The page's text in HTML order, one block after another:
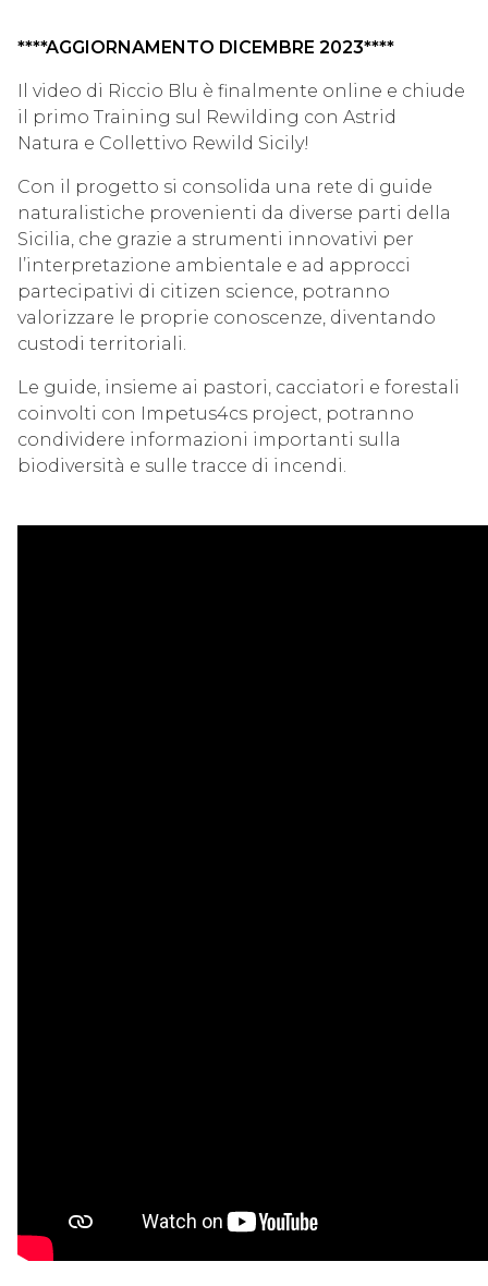
****AGGIORNAMENTO DICEMBRE 2023****
Il video di Riccio Blu è finalmente online e chiude
il primo Training sul Rewilding con Astrid
Natura e Collettivo Rewild Sicily!
Con il progetto si consolida una rete di guide
naturalistiche provenienti da diverse parti della
Sicilia, che grazie a strumenti innovativi per
l’interpretazione ambientale e ad approcci
partecipativi di citizen science, potranno
valorizzare le proprie conoscenze, diventando
custodi territoriali.
Le guide, insieme ai pastori, cacciatori e forestali
coinvolti con Impetus4cs project, potranno
condividere informazioni importanti sulla
biodiversità e sulle tracce di incendi.